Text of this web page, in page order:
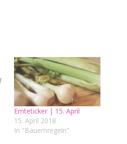
Ernteticker | 15. April
15. April 2018
In "Bauernregeln"